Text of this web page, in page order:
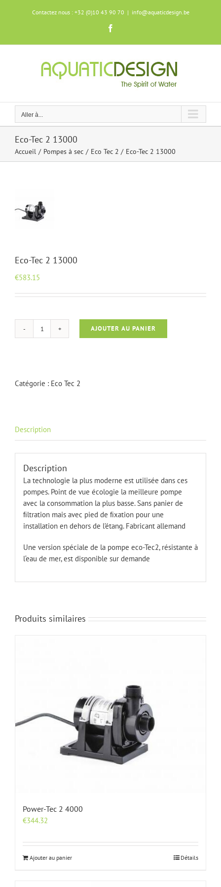
Contactez nous : +32 (0)10 43 90 70 | info@aquaticdesign.be
Aller à...
Eco-Tec 2 13000
Accueil Pompes à sec Eco Tec 2 Eco-Tec 2 13000
Eco-Tec 2 13000
€583.15
quantité
AJOUTER AU PANIER
Catégorie : Eco Tec 2
Description
Description
La technologie la plus moderne est utilisée dans ces
pompes. Point de vue écologie la meilleure pompe
avec la consommation la plus basse. Sans panier de
ﬁltration mais avec pied de ﬁxation pour une
installation en dehors de l’étang. Fabricant allemand
Une version spéciale de la pompe eco-Tec2, résistante à
l‘eau de mer, est disponible sur demande
Produits similaires
Power-Tec 2 4000
€344.32
Ajouter au panier Détails